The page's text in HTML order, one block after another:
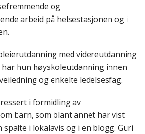
og
arbeid på helsestasjonen og i
med videreutdanning
hun høyskoleutdanning innen
og enkelte ledelsesfag.
i formidling av
barn, som blant annet har vist
spalte i lokalavis og i en blogg. Guri